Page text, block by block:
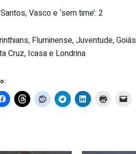
Vasco e ‘sem time’: 2
Fluminense, Juventude,
Cruz, Icasa e Londrina